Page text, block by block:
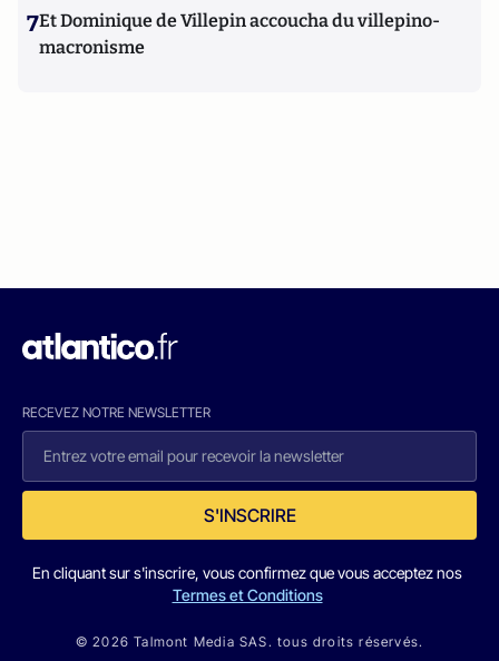
7Et Dominique de Villepin accoucha du villepino-
macronisme
RECEVEZ NOTRE NEWSLETTER
S'INSCRIRE
En cliquant sur s'inscrire, vous confirmez que vous acceptez nos
Termes et Conditions
© 2026 Talmont Media SAS. tous droits réservés.